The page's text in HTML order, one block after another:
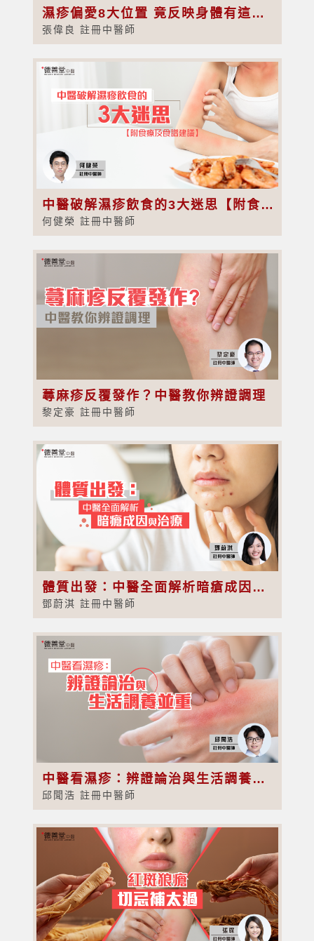
濕疹偏愛8大位置 竟反映身體有這幾類健康警號！
張偉良 註冊中醫師
中醫破解濕疹飲食的3大迷思【附食療及食譜建議】
何健榮 註冊中醫師
蕁麻疹反覆發作？中醫教你辨證調理
黎定豪 註冊中醫師
體質出發：中醫全面解析暗瘡成因與治療
鄧蔚淇 註冊中醫師
中醫看濕疹：辨證論治與生活調養並重
邱聞浩 註冊中醫師